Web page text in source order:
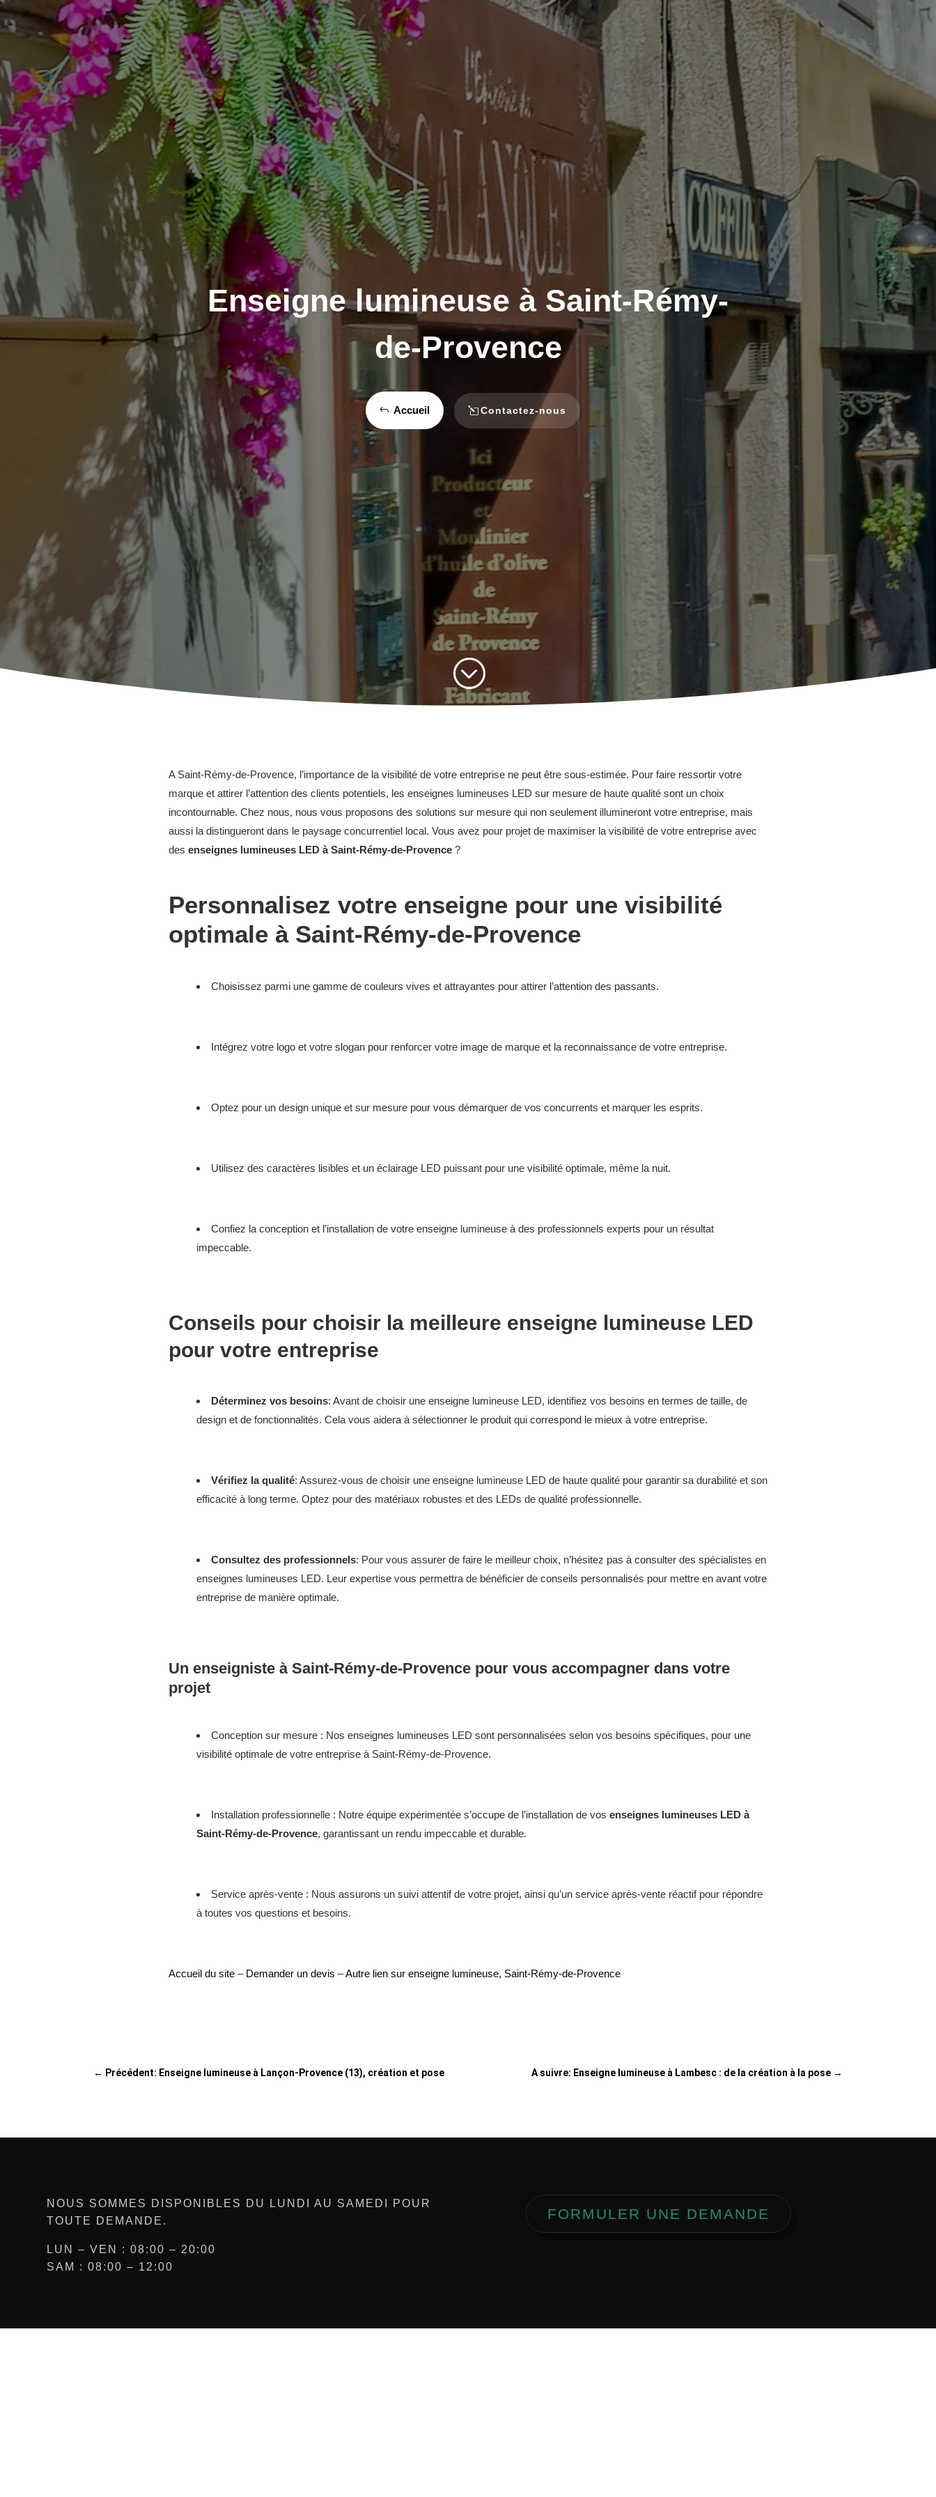
Enseigne lumineuse à Saint-Rémy-
de-Provence
Accueil Contactez-nous
;
A Saint-Rémy-de-Provence, l’importance de la visibilité de votre entreprise ne peut être sous-estimée. Pour faire ressortir votre
marque et attirer l’attention des clients potentiels, les enseignes lumineuses LED sur mesure de haute qualité sont un choix
incontournable. Chez nous, nous vous proposons des solutions sur mesure qui non seulement illumineront votre entreprise, mais
aussi la distingueront dans le paysage concurrentiel local. Vous avez pour projet de maximiser la visibilité de votre entreprise avec
des enseignes lumineuses LED à Saint-Rémy-de-Provence?
Personnalisez votre enseigne pour une visibilité
optimale à Saint-Rémy-de-Provence
Choisissez parmi une gamme de couleurs vives et attrayantes pour attirer l’attention des passants.
Intégrez votre logo et votre slogan pour renforcer votre image de marque et la reconnaissance de votre entreprise.
Optez pour un design unique et sur mesure pour vous démarquer de vos concurrents et marquer les esprits.
Utilisez des caractères lisibles et un éclairage LED puissant pour une visibilité optimale, même la nuit.
Confiez la conception et l’installation de votre enseigne lumineuse à des professionnels experts pour un résultat
impeccable.
Conseils pour choisir la meilleure enseigne lumineuse LED
pour votre entreprise
Déterminez vos besoins: Avant de choisir une enseigne lumineuse LED, identifiez vos besoins en termes de taille, de
design et de fonctionnalités. Cela vous aidera à sélectionner le produit qui correspond le mieux à votre entreprise.
Vérifiez la qualité: Assurez-vous de choisir une enseigne lumineuse LED de haute qualité pour garantir sa durabilité et son
efficacité à long terme. Optez pour des matériaux robustes et des LEDs de qualité professionnelle.
Consultez des professionnels: Pour vous assurer de faire le meilleur choix, n’hésitez pas à consulter des spécialistes en
enseignes lumineuses LED. Leur expertise vous permettra de bénéficier de conseils personnalisés pour mettre en avant votre
entreprise de manière optimale.
Un enseigniste à Saint-Rémy-de-Provence pour vous accompagner dans votre
projet
Conception sur mesure : Nos enseignes lumineuses LED sont personnalisées selon vos besoins spécifiques, pour une
visibilité optimale de votre entreprise à Saint-Rémy-de-Provence.
Installation professionnelle : Notre équipe expérimentée s’occupe de l’installation de vos enseignes lumineuses LED à
Saint-Rémy-de-Provence, garantissant un rendu impeccable et durable.
Service après-vente : Nous assurons un suivi attentif de votre projet, ainsi qu’un service après-vente réactif pour répondre
à toutes vos questions et besoins.
Accueil du site– Demander un devis –Autre lien sur enseigne lumineuse, Saint-Rémy-de-Provence
← Précédent: Enseigne lumineuse à Lançon-Provence (13), création et pose A suivre: Enseigne lumineuse à Lambesc : de la création à la pose→
NOUS SOMMES DISPONIBLES DU LUNDI AU SAMEDI POUR
TOUTE DEMANDE.
LUN – VEN : 08:00 – 20:00
SAM : 08:00 – 12:00
FORMULER UNE DEMANDE